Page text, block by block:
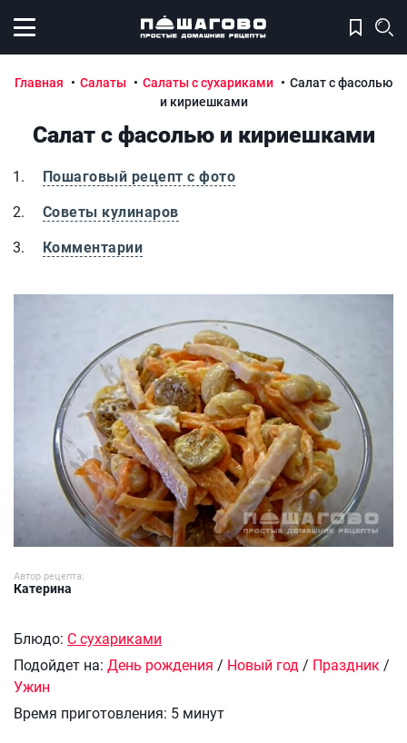
Открыть меню
Главная Салаты Салаты с сухариками
Салат с фасолью
и кириешками
Салат с фасолью и кириешками
Пошаговый рецепт с фото
Советы кулинаров
Комментарии
Автор рецепта:
Катерина
Блюдо: С сухариками
Подойдет на: День рождения / Новый год / Праздник /
Ужин
Время приготовления: 5 минут